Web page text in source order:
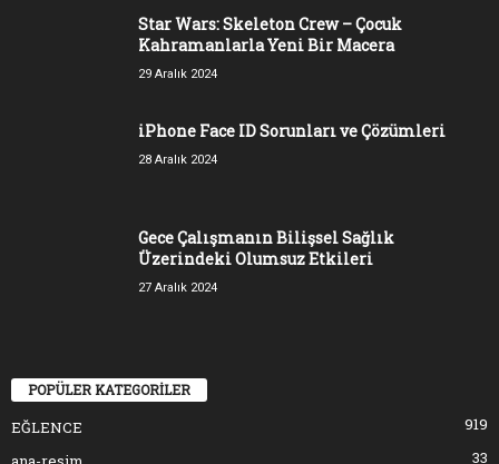
Star Wars: Skeleton Crew – Çocuk
Kahramanlarla Yeni Bir Macera
29 Aralık 2024
iPhone Face ID Sorunları ve Çözümleri
28 Aralık 2024
Gece Çalışmanın Bilişsel Sağlık
Üzerindeki Olumsuz Etkileri
27 Aralık 2024
POPÜLER KATEGORİLER
EĞLENCE
919
33